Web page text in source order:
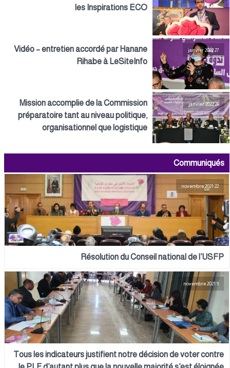
les Inspirations ECO
27 janvier 2022
Vidéo – entretien accordé par Hanane
Rihabe à LeSiteInfo
26 janvier 2022
Mission accomplie de la Commission
préparatoire tant au niveau politique,
organisationnel que logistique
Communiqués
22 novembre 2021
Résolution du Conseil national de l’USFP
Tous les indicateurs justifient notre décision de voter contre